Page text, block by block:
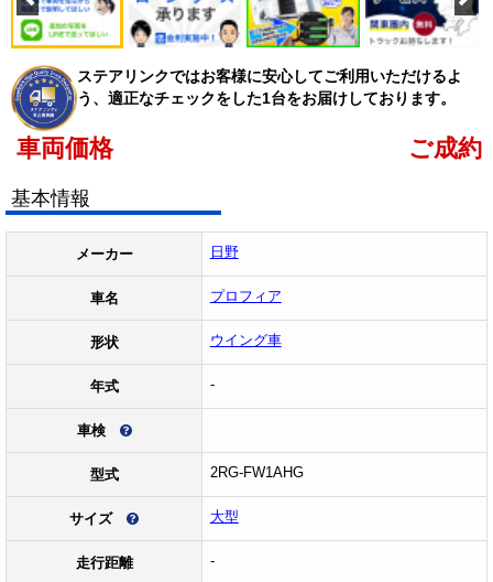
ステアリンクではお客様に安心してご利用いただけるよ
う、適正なチェックをした1台をお届けしております。
車両価格 ご成約
基本情報
メーカー 日野
車名 プロフィア
形状 ウイング車
年式 -
車検
型式 2RG-FW1AHG
サイズ 大型
走行距離 -